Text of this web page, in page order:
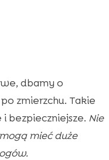
dbamy o
zmierzchu. Takie
bezpieczniejsze. Nie
mieć duże